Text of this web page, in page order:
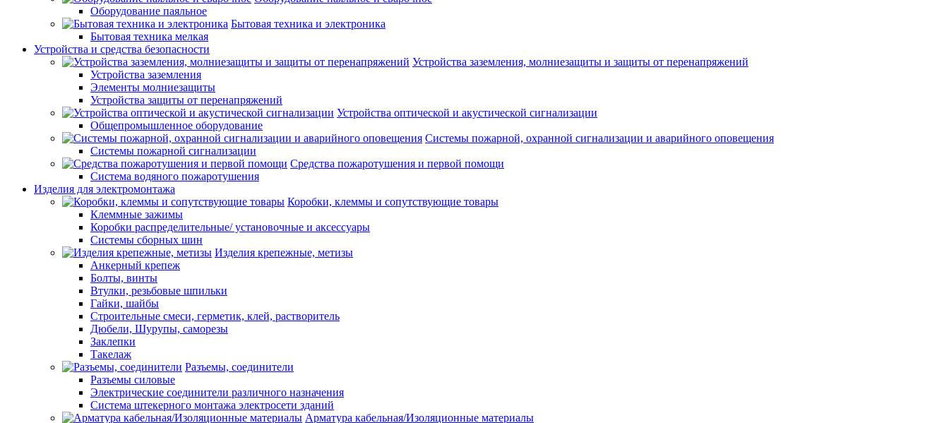
Оборудование паяльное
Бытовая техника и электроника
Бытовая техника мелкая
Устройства и средства безопасности
Устройства заземления, молниезащиты и защиты от перенапряжений
Устройства заземления
Элементы молниезащиты
Устройства защиты от перенапряжений
Устройства оптической и акустической сигнализации
Общепромышленное оборудование
Системы пожарной, охранной сигнализации и аварийного оповещения
Системы пожарной сигнализации
Средства пожаротушения и первой помощи
Система водяного пожаротушения
Изделия для электромонтажа
Коробки, клеммы и сопутствующие товары
Клеммные зажимы
Коробки распределительные/ установочные и аксессуары
Системы сборных шин
Изделия крепежные, метизы
Анкерный крепеж
Болты, винты
Втулки, резьбовые шпильки
Гайки, шайбы
Строительные смеси, герметик, клей, растворитель
Дюбели, Шурупы, саморезы
Заклепки
Такелаж
Разъемы, соединители
Разъемы силовые
Электрические соединители различного назначения
Система штекерного монтажа электросети зданий
Арматура кабельная/Изоляционные материалы